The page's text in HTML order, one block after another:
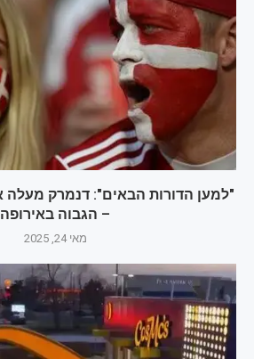
– הגבוה באירופה
מאי 24, 2025